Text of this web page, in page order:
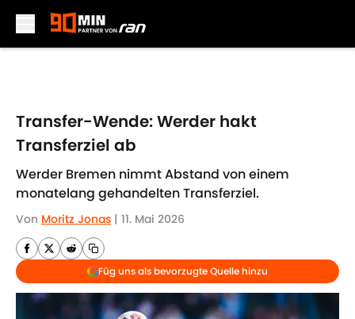
Transfer-Wende: Werder hakt
Transferziel ab
Werder Bremen nimmt Abstand von einem
monatelang gehandelten Transferziel.
Von Moritz Jonas | 11. Mai 2026
Füg uns als bevorzugte Quelle hinzu